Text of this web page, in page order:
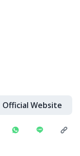
Official Website